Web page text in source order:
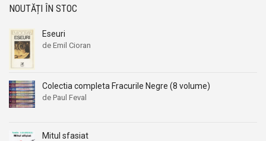
Alexandre Dumas
Alexandre Koyre
Alexandrian
Alexandru Busuioceanu
Alexandru Dobos
Alexandre Dumas
Alexandre Koyre
Alexandrian
Alexandru Busuioceanu
Alexandru Dobos
NOUTĂȚI ÎN STOC
Eseuri
de Emil Cioran
Colectia completa Fracurile Negre (8 volume)
de Paul Feval
Mitul sfasiat